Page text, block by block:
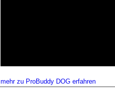
mehr zu ProBuddy DOG erfahren